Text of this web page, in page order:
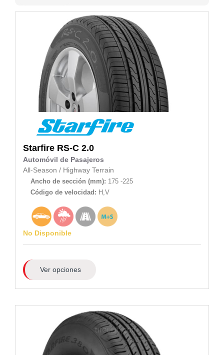
Starfire RS-C 2.0
Automóvil de Pasajeros
All-Season / Highway Terrain
Ancho de sección (mm): 175 -225
Código de velocidad: H,V
No Disponible
Ver opciones